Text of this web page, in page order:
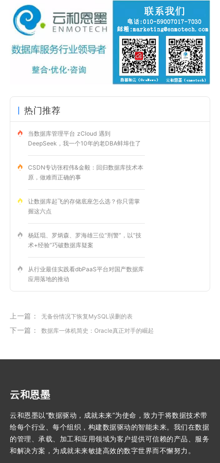
热门推荐
当数据库管理平台 zCloud 遇到
DeepSeek，我一个10年的老DBA蚌埠住了
CSDN专访张程伟&金毅：回归数据库技术本
原，做难而正确的事
让数据库起飞的存储底座怎么选？你只需掌
握这六点
杨廷琨、罗炳森、罗海雄三位“刑警”，以“技
术+经验”巧破数据库疑案
从行业最佳实践看dbPaaS平台对国产数据库
应用落地的推动
上一篇： 无备份情况下恢复MySQL误删的表
下一篇： 数据库一体机简史：Oracle真正对手的崛起
云和恩墨
云和恩墨以“数据驱动，成就未来”为使命，致力于将数据技术带
给每个行业、每个组织，构建数据驱动的智能未来。我们在数据
的管理、承载、加工和应用领域为客户提供可信赖的产品、服务
和解决方案，为成就未来敏捷高效的数字世界而不懈努力。